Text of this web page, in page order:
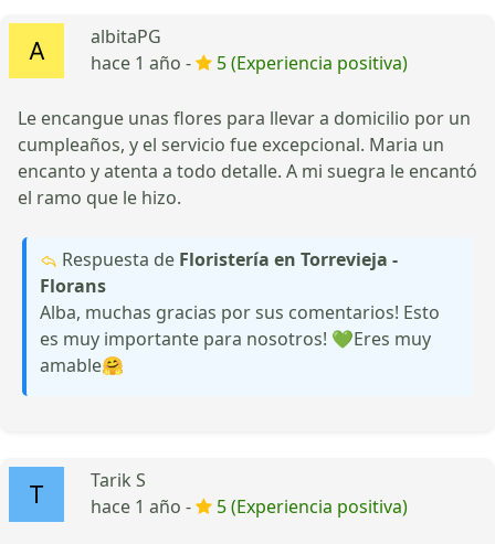
albitaPG
hace 1 año -
5 (Experiencia positiva)
Le encangue unas flores para llevar a domicilio por un
cumpleaños, y el servicio fue excepcional. Maria un
encanto y atenta a todo detalle. A mi suegra le encantó
el ramo que le hizo.
Respuesta de Floristería en Torrevieja -
Florans
Alba, muchas gracias por sus comentarios! Esto
es muy importante para nosotros! 💚Eres muy
amable🤗
Tarik S
hace 1 año -
5 (Experiencia positiva)